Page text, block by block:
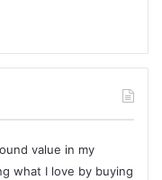
value in my
what I love by buying